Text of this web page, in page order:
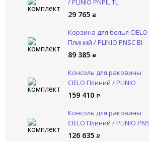
/ PLINIO PNPIL TL
29 765
Корзина для белья CIELO
Плиний / PLINIO PNSC BI
89 385
Консоль для раковины
CIELO Плиний / PLINIO
PNSTE RO
159 410
Консоль для раковины
CIELO Плиний / PLINIO
AL
126 635